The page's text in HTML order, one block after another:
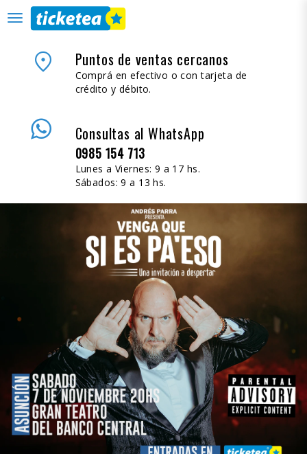
desplegar
navegación
place Puntos de ventas cercanos
Comprá en efectivo o con tarjeta de
crédito y débito.
Consultas al WhatsApp
0985 154 713
Lunes a Viernes: 9 a 17 hs.
Sábados: 9 a 13 hs.